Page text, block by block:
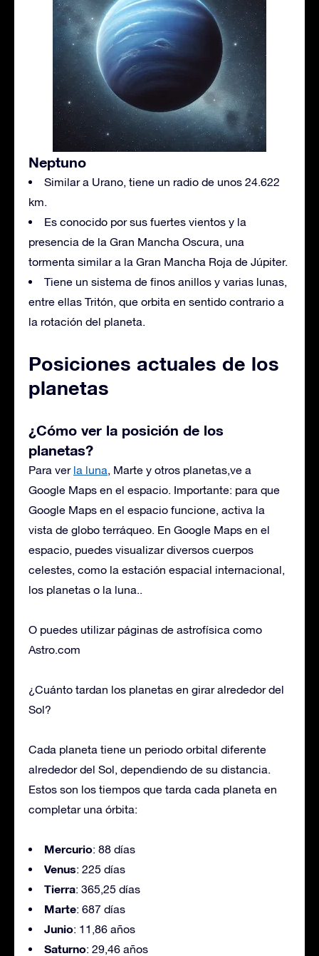
Neptuno
Similar a Urano, tiene un radio de unos 24.622
km.
Es conocido por sus fuertes vientos y la
presencia de la Gran Mancha Oscura, una
tormenta similar a la Gran Mancha Roja de Júpiter.
Tiene un sistema de finos anillos y varias lunas,
entre ellas Tritón, que orbita en sentido contrario a
la rotación del planeta.
Posiciones actuales de los
planetas
¿Cómo ver la posición de los
planetas?
Para ver la luna, Marte y otros planetas,ve a
Google Maps en el espacio. Importante: para que
Google Maps en el espacio funcione, activa la
vista de globo terráqueo. En Google Maps en el
espacio, puedes visualizar diversos cuerpos
celestes, como la estación espacial internacional,
los planetas o la luna..
O puedes utilizar páginas de astrofísica como
Astro.com
¿Cuánto tardan los planetas en girar alrededor del
Sol?
Cada planeta tiene un periodo orbital diferente
alrededor del Sol, dependiendo de su distancia.
Estos son los tiempos que tarda cada planeta en
completar una órbita:
Mercurio: 88 días
Venus: 225 días
Tierra: 365,25 días
Marte: 687 días
Junio: 11,86 años
Saturno: 29,46 años